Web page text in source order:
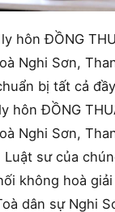
hôn ĐỒNG
Nghi Sơn,
bị tất cả
hôn ĐỒNG
Nghi Sơn,
sư của
không hoà
dân sự Nghi